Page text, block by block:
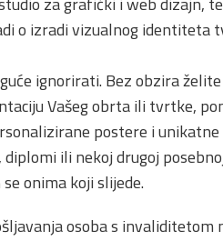
o izradi vizualnog identiteta
ignorirati. Bez obzira
Vašeg obrta ili tvrtke,
postere i
ili nekoj drugoj
onima koji slijede.
osoba s invaliditetom